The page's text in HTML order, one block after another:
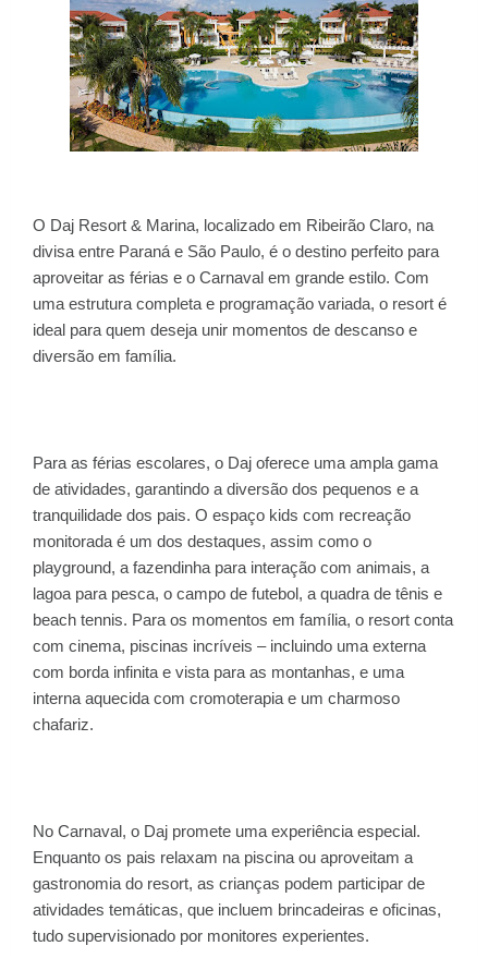
O Daj Resort & Marina, localizado em Ribeirão Claro, na
divisa entre Paraná e São Paulo, é o destino perfeito para
aproveitar as férias e o Carnaval em grande estilo. Com
uma estrutura completa e programação variada, o resort é
ideal para quem deseja unir momentos de descanso e
diversão em família.
Para as férias escolares, o Daj oferece uma ampla gama
de atividades, garantindo a diversão dos pequenos e a
tranquilidade dos pais. O espaço kids com recreação
monitorada é um dos destaques, assim como o
playground, a fazendinha para interação com animais, a
lagoa para pesca, o campo de futebol, a quadra de tênis e
beach tennis. Para os momentos em família, o resort conta
com cinema, piscinas incríveis – incluindo uma externa
com borda infinita e vista para as montanhas, e uma
interna aquecida com cromoterapia e um charmoso
chafariz.
No Carnaval, o Daj promete uma experiência especial.
Enquanto os pais relaxam na piscina ou aproveitam a
gastronomia do resort, as crianças podem participar de
atividades temáticas, que incluem brincadeiras e oficinas,
tudo supervisionado por monitores experientes.